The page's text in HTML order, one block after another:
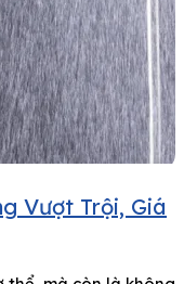
Vượt Trội, Giá